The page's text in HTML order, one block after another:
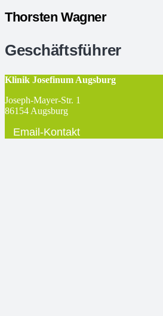
Thorsten Wagner
Geschäftsführer
Klinik Josefinum Augsburg
Joseph-Mayer-Str. 1
86154 Augsburg
Email-Kontakt